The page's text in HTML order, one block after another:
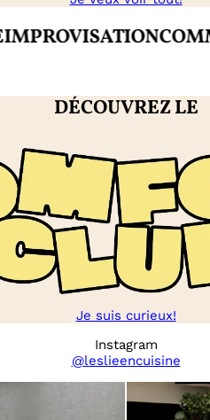
COMME À LA
DÉCOUVREZ LE
Je suis curieux!
Instagram
@leslieencuisine